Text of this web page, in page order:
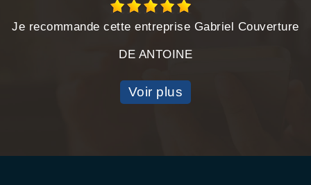
Je recommande cette entreprise Gabriel Couverture
DE ANTOINE
Voir plus